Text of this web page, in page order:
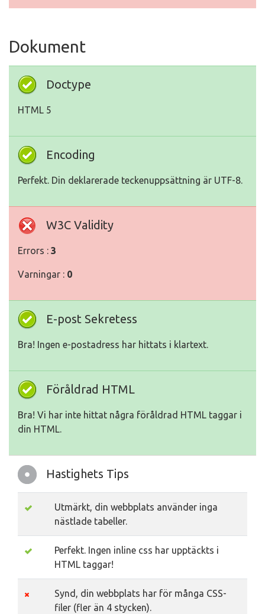
Dokument
Doctype
HTML 5
Encoding
Perfekt. Din deklarerade teckenuppsättning är UTF-8.
W3C Validity
Errors : 3
Varningar : 0
E-post Sekretess
Bra! Ingen e-postadress har hittats i klartext.
Föråldrad HTML
Bra! Vi har inte hittat några föråldrad HTML taggar i
din HTML.
Hastighets Tips
Utmärkt, din webbplats använder inga
nästlade tabeller.
Perfekt. Ingen inline css har upptäckts i
HTML taggar!
Synd, din webbplats har för många CSS-
filer (fler än 4 stycken).